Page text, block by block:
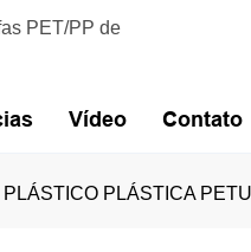
PET/PP de
Vídeo Contato
PLÁSTICA